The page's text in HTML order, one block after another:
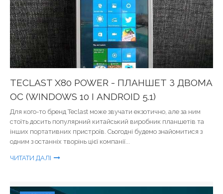
TECLAST X80 POWER - ПЛАНШЕТ З ДВОМА
ОС (WINDOWS 10 І ANDROID 5.1)
Для кого-то бренд Teclast може звучати екзотично, але за ним
стоїть досить популярний китайський виробник планшетів та
інших портативних пристроїв. Сьогодні будемо знайомитися з
одним з останніх творінь цієї компанії...
ЧИТАТИ ДАЛІ